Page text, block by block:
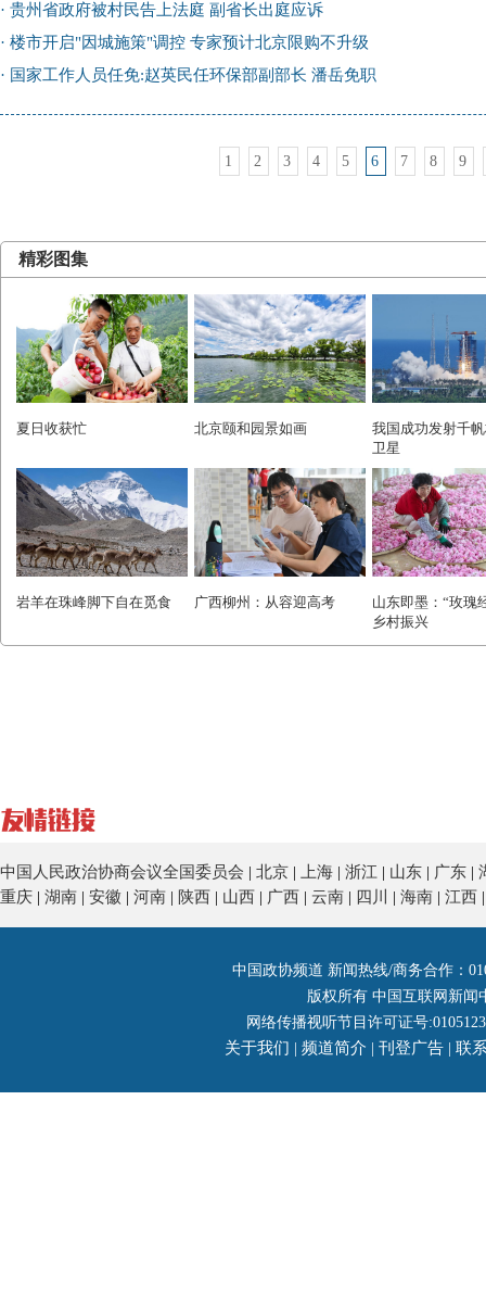
· 贵州省政府被村民告上法庭 副省长出庭应诉
· 楼市开启"因城施策"调控 专家预计北京限购不升级
· 国家工作人员任免:赵英民任环保部副部长 潘岳免职
1 2 3 4 5 6 7 8 9